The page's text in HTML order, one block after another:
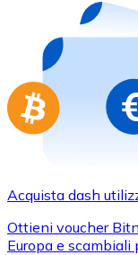
Acquista gift
Vai al negozio
Acquista dash
Ottieni voucher
Europa e scambiali